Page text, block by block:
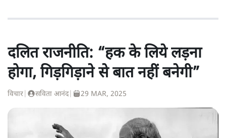
दलित राजनीति: “हक के लिये लड़ना
होगा, गिड़गिड़ाने से बात नहीं बनेगी”
विचार सविता आनंद| 29 MAR, 2025